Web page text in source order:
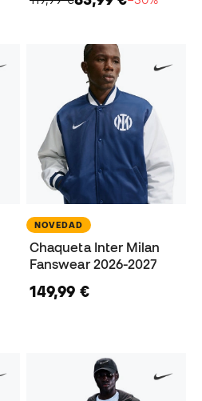
NOVEDAD
Chaqueta Inter Milan
Fanswear 2026-2027
149,99 €